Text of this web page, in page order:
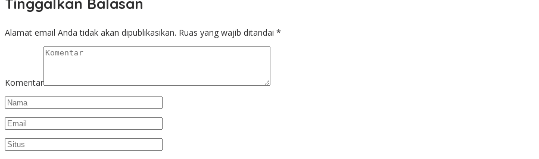
Tinggalkan Balasan
Alamat email Anda tidak akan dipublikasikan. Ruas yang wajib ditandai *
Komentar